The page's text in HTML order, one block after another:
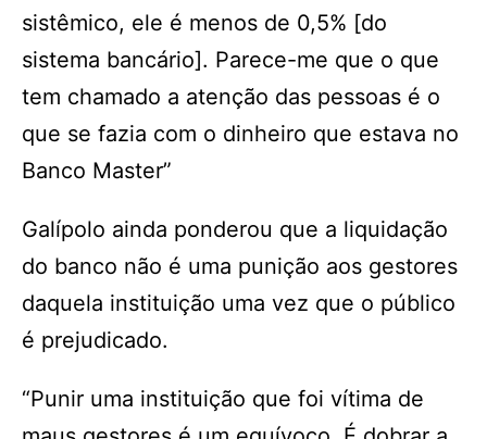
sistêmico, ele é menos de 0,5% [do
sistema bancário]. Parece-me que o que
tem chamado a atenção das pessoas é o
que se fazia com o dinheiro que estava no
Banco Master”
Galípolo ainda ponderou que a liquidação
do banco não é uma punição aos gestores
daquela instituição uma vez que o público
é prejudicado.
“Punir uma instituição que foi vítima de